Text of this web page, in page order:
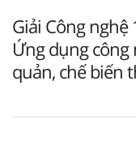
Giải Công
Ứng dụng
quản, chế biến